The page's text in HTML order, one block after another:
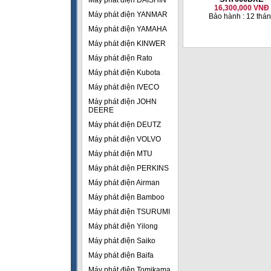
Máy phát điện YANMAR
Máy phát điện YAMAHA
Máy phát điện KINWER
Máy phát điện Rato
Máy phát điện Kubota
Máy phát điện IVECO
Máy phát điện JOHN
DEERE
Máy phát điện DEUTZ
Máy phát điện VOLVO
Máy phát điện MTU
Máy phát điện PERKINS
Máy phát điện Airman
Máy phát điện Bamboo
Máy phát điện TSURUMI
Máy phát điện Yilong
Máy phát điện Saiko
Máy phát điện Baifa
16,300,000 VNĐ
Bảo hành : 12